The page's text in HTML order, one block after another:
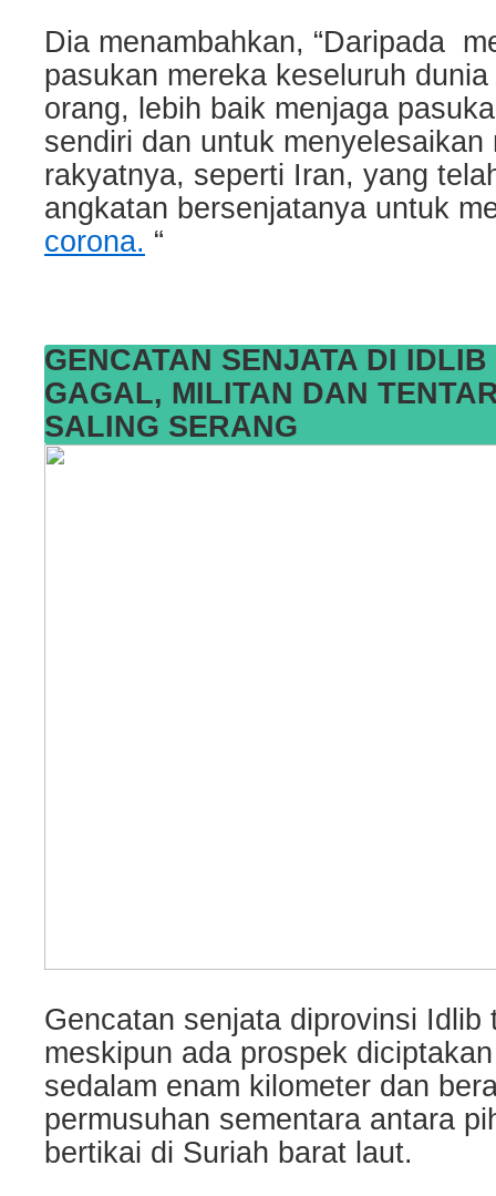
Dia menambahkan, “Daripada
pasukan mereka keseluruh
orang, lebih baik menjaga
sendiri dan untuk menyelesaikan
rakyatnya, seperti Iran, yang
angkatan bersenjatanya untuk
corona. “
GENCATAN SENJATA DI
GAGAL, MILITAN DAN
SALING SERANG
Gencatan senjata diprovinsi Idlib
meskipun ada prospek
sedalam enam kilometer dan
permusuhan sementara antara
bertikai di Suriah barat laut.